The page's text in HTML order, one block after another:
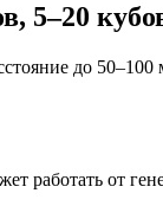
5–20
до
работать от